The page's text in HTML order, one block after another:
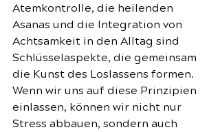
Atemkontrolle, die heilenden
Asanas und die Integration von
Achtsamkeit in den Alltag sind
Schlüsselaspekte, die gemeinsam
die Kunst des Loslassens formen.
Wenn wir uns auf diese Prinzipien
einlassen, können wir nicht nur
Stress abbauen, sondern auch